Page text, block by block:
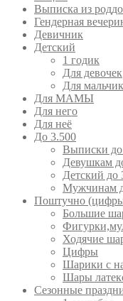
Выписка из
Гендерная
Девичник
Детский
1 годик
Для девочек
Для
Для МАМЫ
Для него
Для неё
До 3.500
Выписки до
Девушкам
Детский до
Мужчинам
Поштучно
Большие
Ходячие
Цифры
Шарики с
Шары
Сезонные